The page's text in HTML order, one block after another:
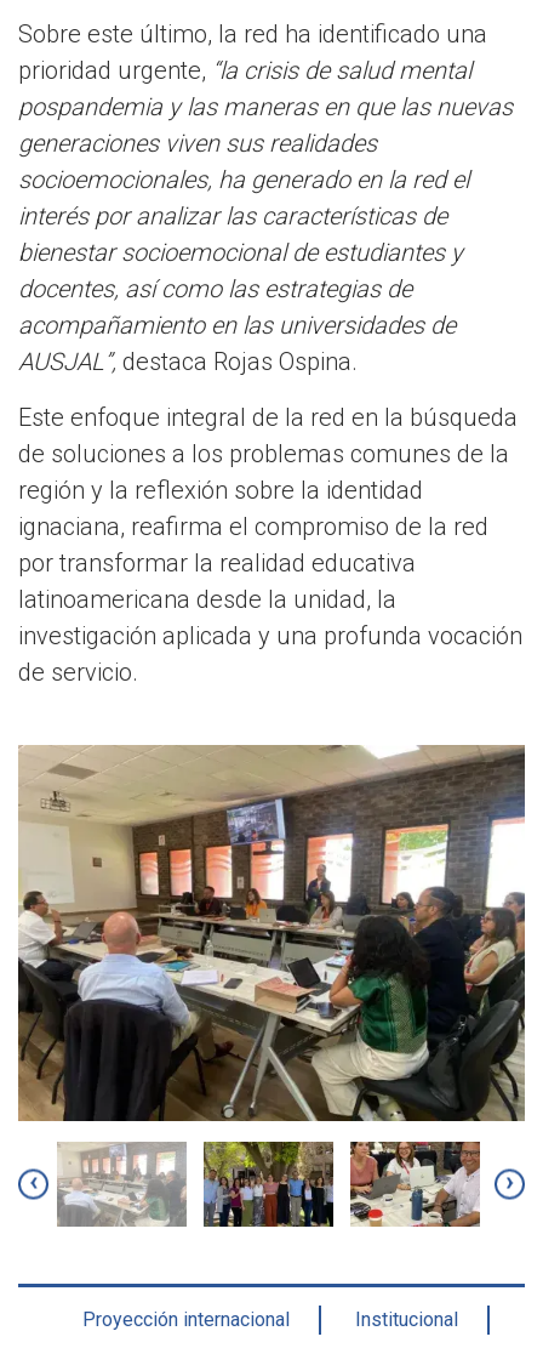
Sobre este último, la red ha identificado una
prioridad urgente, “la crisis de salud mental
pospandemia y las maneras en que las nuevas
generaciones viven sus realidades
socioemocionales, ha generado en la red el
interés por analizar las características de
bienestar socioemocional de estudiantes y
docentes, así como las estrategias de
acompañamiento en las universidades de
AUSJAL”, destaca Rojas Ospina.
Este enfoque integral de la red en la búsqueda
de soluciones a los problemas comunes de la
región y la reflexión sobre la identidad
ignaciana, reafirma el compromiso de la red
por transformar la realidad educativa
latinoamericana desde la unidad, la
investigación aplicada y una profunda vocación
de servicio.
‹ ›
Proyección internacional Institucional